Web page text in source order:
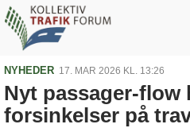
NYHEDER 17. MAR 2026 KL. 13:26
Nyt passager-
forsinkelser på